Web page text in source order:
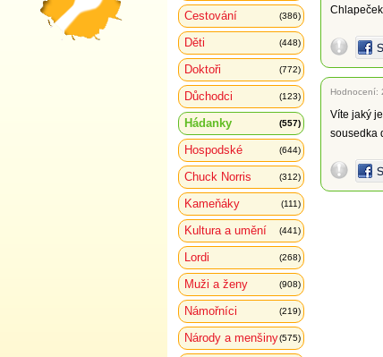
Cestování (386)
Děti (448)
Doktoři (772)
Důchodci (123)
Hádanky (557)
Hospodské (644)
Chuck Norris (312)
Kameňáky (111)
Kultura a umění (441)
Lordi (268)
Muži a ženy (908)
Námořníci (219)
Národy a menšiny(575)
Hodnocení:
Víte jaký
sousedka